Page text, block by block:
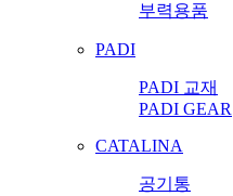
부력용품
PADI
PADI 교재
PADI GEAR
CATALINA
공기통